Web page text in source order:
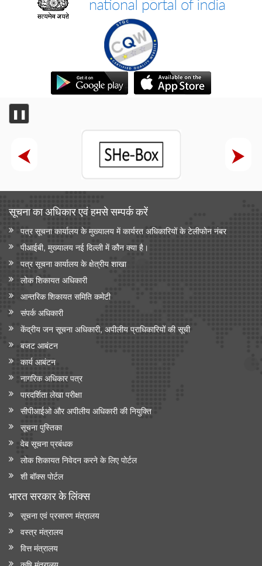
❚❚
सूचना का अधिकार एवं हमसे सम्‍पर्क करें
पत्र सूचना कार्यालय के मुख्यालय में कार्यरत अधिकारियों के टेलीफोन नंबर
पीआईबी, मुख्यालय नई दिल्ली में कौन क्या है।
पत्र सूचना कार्यालय के क्षेत्रीय शाखा
लोक शिकायत अधिकारी
आन्‍तरिक शिकायत समिति कमेटी
संपर्क अधिकारी
केंद्रीय जन सूचना अधिकारी, अपीलीय प्राधिकारियों की सूची
बजट आबंटन
कार्य आबंटन
नागरिक अधिकार पत्र
पारदर्शिता लेखा परीक्षा
सीपीआईओ और अपी‍लीय अधिकारी की नियुक्ति
सूचना पुस्तिका
वेब सूचना प्रबंधक
लोक शिकायत निवेदन करने के लिए पोर्टल
शी बॉक्स पोर्टल
भारत सरकार के लिंक्‍स
सूचना एवं प्रसारण मंत्रालय
वस्त्र मंत्रालय
वित्त मंत्रालय